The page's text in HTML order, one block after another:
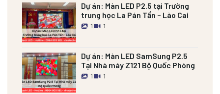
Dự án: Màn LED P2.5 tại Trường
trung học La Pán Tẩn – Lào Cai
1 1
Dự án: Màn LED SamSung P2.5
Tại Nhà máy Z121 Bộ Quốc Phòng
1 1